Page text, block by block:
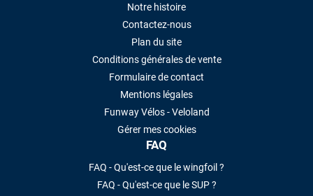
Notre histoire
Contactez-nous
Plan du site
Conditions générales de vente
Formulaire de contact
Mentions légales
Funway Vélos - Veloland
Gérer mes cookies
FAQ
FAQ - Qu'est-ce que le wingfoil ?
FAQ - Qu'est-ce que le SUP ?